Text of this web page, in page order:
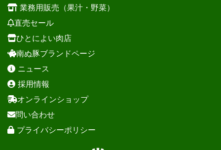
業務用販売（果汁・野菜）
直売セール
ひとによい肉店
南ぬ豚ブランドページ
ニュース
採用情報
オンラインショップ
問い合わせ
プライバシーポリシー